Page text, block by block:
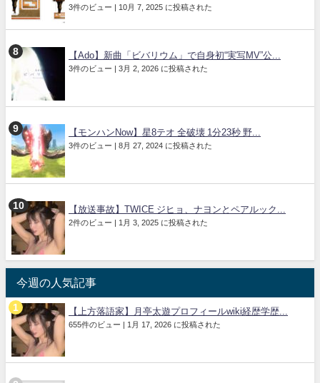
3件のビュー | 10月 7, 2025 に投稿された
【Ado】新曲「ビバリウム」で自身初“実写MV”公...
3件のビュー | 3月 2, 2026 に投稿された
【モンハンNow】星8テオ 全破壊 1分23秒 野...
3件のビュー | 8月 27, 2024 に投稿された
【放送事故】TWICE ジヒョ、ナヨンとペアルック...
2件のビュー | 1月 3, 2025 に投稿された
今週の人気記事
【上方落語家】月亭太遊プロフィールwiki経歴学歴...
655件のビュー | 1月 17, 2026 に投稿された